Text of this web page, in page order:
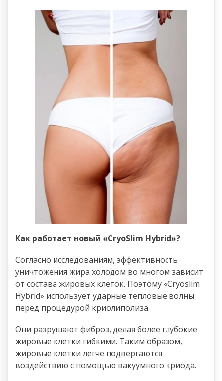
Как работает новый «CryoSlim Hybrid»?
Согласно исследованиям, эффективность
уничтожения жира холодом во многом зависит
от состава жировых клеток. Поэтому «Cryoslim
Hybrid» использует ударные тепловые волны
перед процедурой криолиполиза.
Они разрушают фиброз, делая более глубокие
жировые клетки гибкими. Таким образом,
жировые клетки легче подвергаются
воздействию с помощью вакуумного криода.